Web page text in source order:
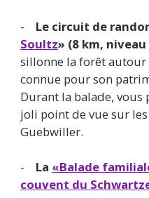
- Le circuit de
Soultz» (8 km,
sillonne la forêt autour
connue pour son
Durant la balade, vous
joli point de vue sur
Guebwiller.
- La «Balade
couvent du